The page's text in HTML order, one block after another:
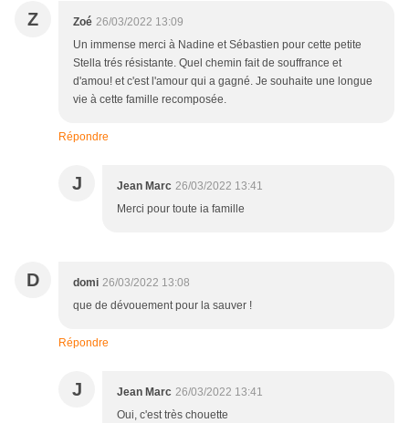
Z Zoé 26/03/2022 13:09
Un immense merci à Nadine et Sébastien pour cette petite
Stella trés résistante. Quel chemin fait de souffrance et
d'amou! et c'est l'amour qui a gagné. Je souhaite une longue
vie à cette famille recomposée.
Répondre
J Jean Marc 26/03/2022 13:41
Merci pour toute ia famille
D domi 26/03/2022 13:08
que de dévouement pour la sauver !
Répondre
J Jean Marc 26/03/2022 13:41
Oui, c'est très chouette